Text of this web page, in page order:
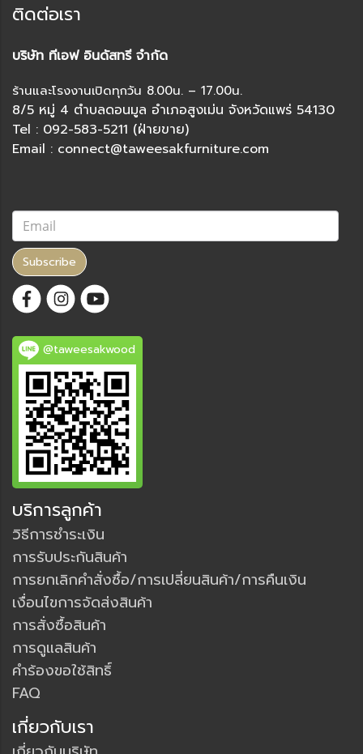
ติดต่อเรา
บริษัท ทีเอฟ อินดัสทรี จำกัด
ร้านและโรงงานเปิดทุกวัน 8.00น. – 17.00น.
8/5 หมู่ 4 ตำบลดอนมูล อำเภอสูงเม่น จังหวัดแพร่ 54130
Tel : 092-583-5211 (ฝ่ายขาย)
Email : connect@taweesakfurniture.com
Subscribe
@taweesakwood
บริการลูกค้า
วิธีการชำระเงิน
การรับประกันสินค้า
การยกเลิกคำสั่งซื้อ/การเปลี่ยนสินค้า/การคืนเงิน
เงื่อนไขการจัดส่งสินค้า
การสั่งซื้อสินค้า
การดูแลสินค้า
คำร้องขอใช้สิทธิ์
FAQ
เกี่ยวกับเรา